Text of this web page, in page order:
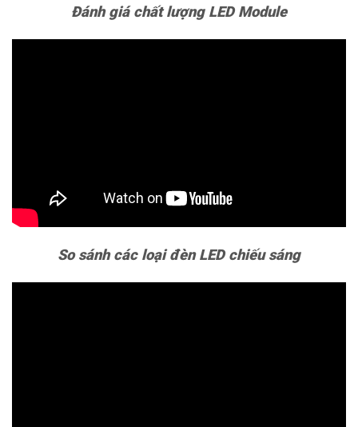
Đánh giá chất lượng LED Module
So sánh các loại đèn LED chiếu sáng